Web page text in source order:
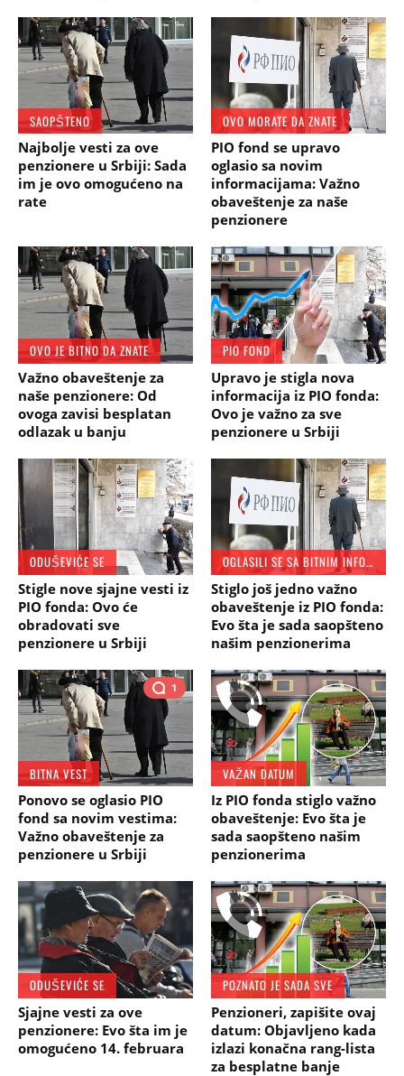
SAOPŠTENO
Najbolje vesti za ove
penzionere u Srbiji: Sada
im je ovo omogućeno na
rate
OVO MORATE DA ZNATE
PIO fond se upravo
oglasio sa novim
informacijama: Važno
obaveštenje za naše
penzionere
OVO JE BITNO DA ZNATE
Važno obaveštenje za
naše penzionere: Od
ovoga zavisi besplatan
odlazak u banju
PIO FOND
Upravo je stigla nova
informacija iz PIO fonda:
Ovo je važno za sve
penzionere u Srbiji
ODUŠEVIĆE SE
Stigle nove sjajne vesti iz
PIO fonda: Ovo će
obradovati sve
penzionere u Srbiji
OGLASILI SE SA BITNIM INFORMACIJAMA
Stiglo još jedno važno
obaveštenje iz PIO fonda:
Evo šta je sada saopšteno
našim penzionerima
1
BITNA VEST
Ponovo se oglasio PIO
fond sa novim vestima:
Važno obaveštenje za
penzionere u Srbiji
VAŽAN DATUM
Iz PIO fonda stiglo važno
obaveštenje: Evo šta je
sada saopšteno našim
penzionerima
ODUŠEVIĆE SE
Sjajne vesti za ove
penzionere: Evo šta im je
omogućeno 14. februara
POZNATO JE SADA SVE
Penzioneri, zapišite ovaj
datum: Objavljeno kada
izlazi konačna rang-lista
za besplatne banje